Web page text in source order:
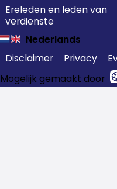
Ereleden en leden van
verdienste
Nederlands
Disclaimer
Privacy
Mogelijk gemaakt door